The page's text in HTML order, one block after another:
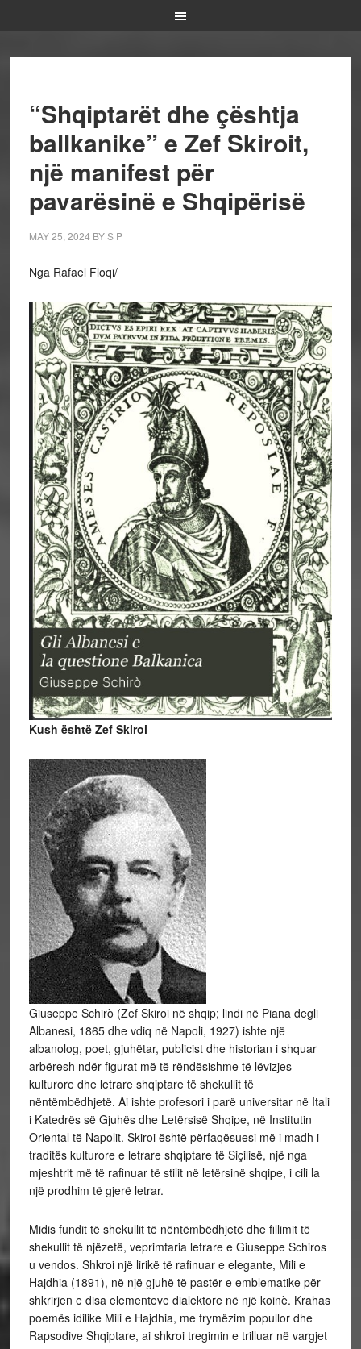
“Shqiptarët dhe çështja
ballkanike” e Zef Skiroit,
një manifest për
pavarësinë e Shqipërisë
MAY 25, 2024 BYS P
Nga Rafael Floqi/
Kush është Zef Skiroi
Giuseppe Schirò (Zef Skiroi në shqip; lindi në Piana degli
Albanesi, 1865 dhe vdiq në Napoli, 1927) ishte një
albanolog, poet, gjuhëtar, publicist dhe historian i shquar
arbëresh ndër figurat më të rëndësishme të lëvizjes
kulturore dhe letrare shqiptare të shekullit të
nëntëmbëdhjetë. Ai ishte profesori i parë universitar në Itali
i Katedrës së Gjuhës dhe Letërsisë Shqipe, në Institutin
Oriental të Napolit. Skiroi është përfaqësuesi më i madh i
traditës kulturore e letrare shqiptare të Siçilisë, një nga
mjeshtrit më të rafinuar të stilit në letërsinë shqipe, i cili la
një prodhim të gjerë letrar.
Midis fundit të shekullit të nëntëmbëdhjetë dhe fillimit të
shekullit të njëzetë, veprimtaria letrare e Giuseppe Schiros
u vendos. Shkroi një lirikë të rafinuar e elegante, Mili e
Hajdhia (1891), në një gjuhë të pastër e emblematike për
shkrirjen e disa elementeve dialektore në një koinè. Krahas
poemës idilike Mili e Hajdhia, me frymëzim popullor dhe
Rapsodive Shqiptare, ai shkroi tregimin e trilluar në vargjet